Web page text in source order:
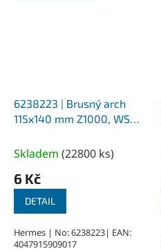
6238223 | Brusný arch
115x140 mm Z1000, WS
Skladem (22800 ks)
6 Kč
DETAIL
Hermes | No: 6238223| EAN:
4047915909017